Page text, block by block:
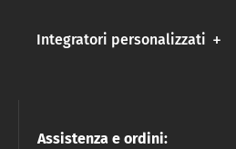
Integratori personalizzati
Assistenza e ordini: